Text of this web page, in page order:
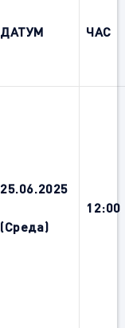
ДАТУМ ЧАС
25.06.2025
(Среда)
12:00